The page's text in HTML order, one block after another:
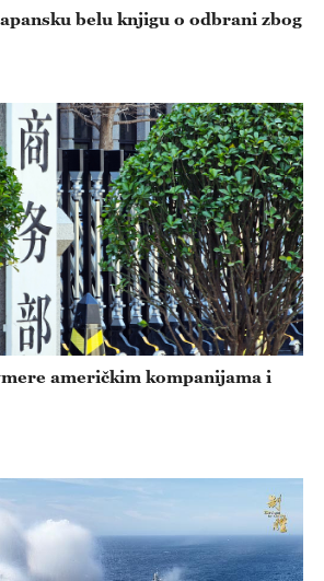
belu knjigu o odbrani zbog
američkim kompanijama i